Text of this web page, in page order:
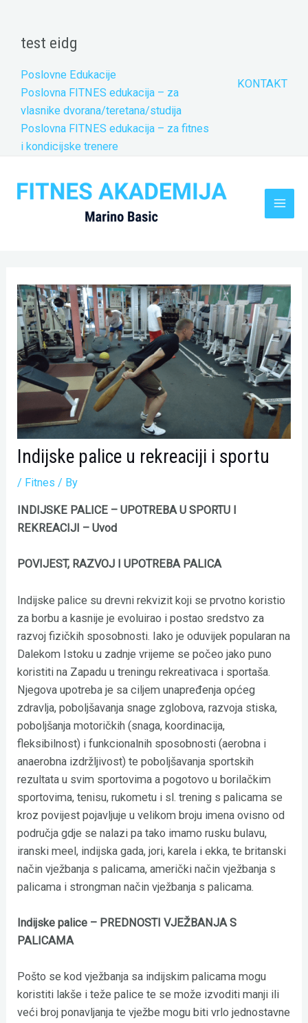
contenttest eidg
Poslovne Edukacije
Poslovna FITNES edukacija – za
vlasnike dvorana/teretana/studija
Poslovna FITNES edukacija – za fitnes
i kondicijske trenere
KONTAKT
Indijske palice u rekreaciji i sportu
/ Fitnes / By
INDIJSKE PALICE – UPOTREBA U SPORTU I
REKREACIJI – Uvod
POVIJEST, RAZVOJ I UPOTREBA PALICA
Indijske palice su drevni rekvizit koji se prvotno koristio
za borbu a kasnije je evoluirao i postao sredstvo za
razvoj fizičkih sposobnosti. Iako je oduvijek popularan na
Dalekom Istoku u zadnje vrijeme se počeo jako puno
koristiti na Zapadu u treningu rekreativaca i sportaša.
Njegova upotreba je sa ciljem unapređenja općeg
zdravlja, poboljšavanja snage zglobova, razvoja stiska,
poboljšanja motoričkih (snaga, koordinacija,
fleksibilnost) i funkcionalnih sposobnosti (aerobna i
anaerobna izdržljivost) te poboljšavanja sportskih
rezultata u svim sportovima a pogotovo u borilačkim
sportovima, tenisu, rukometu i sl. trening s palicama se
kroz povijest pojavljuje u velikom broju imena ovisno od
područja gdje se nalazi pa tako imamo rusku bulavu,
iranski meel, indijska gada, jori, karela i ekka, te britanski
način vježbanja s palicama, američki način vježbanja s
palicama i strongman način vježbanja s palicama.
Indijske palice – PREDNOSTI VJEŽBANJA S
PALICAMA
Pošto se kod vježbanja sa indijskim palicama mogu
koristiti lakše i teže palice te se može izvoditi manji ili
veći broj ponavljanja te vježbe mogu biti vrlo jednostavne